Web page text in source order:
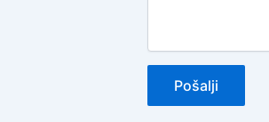
Pošalji